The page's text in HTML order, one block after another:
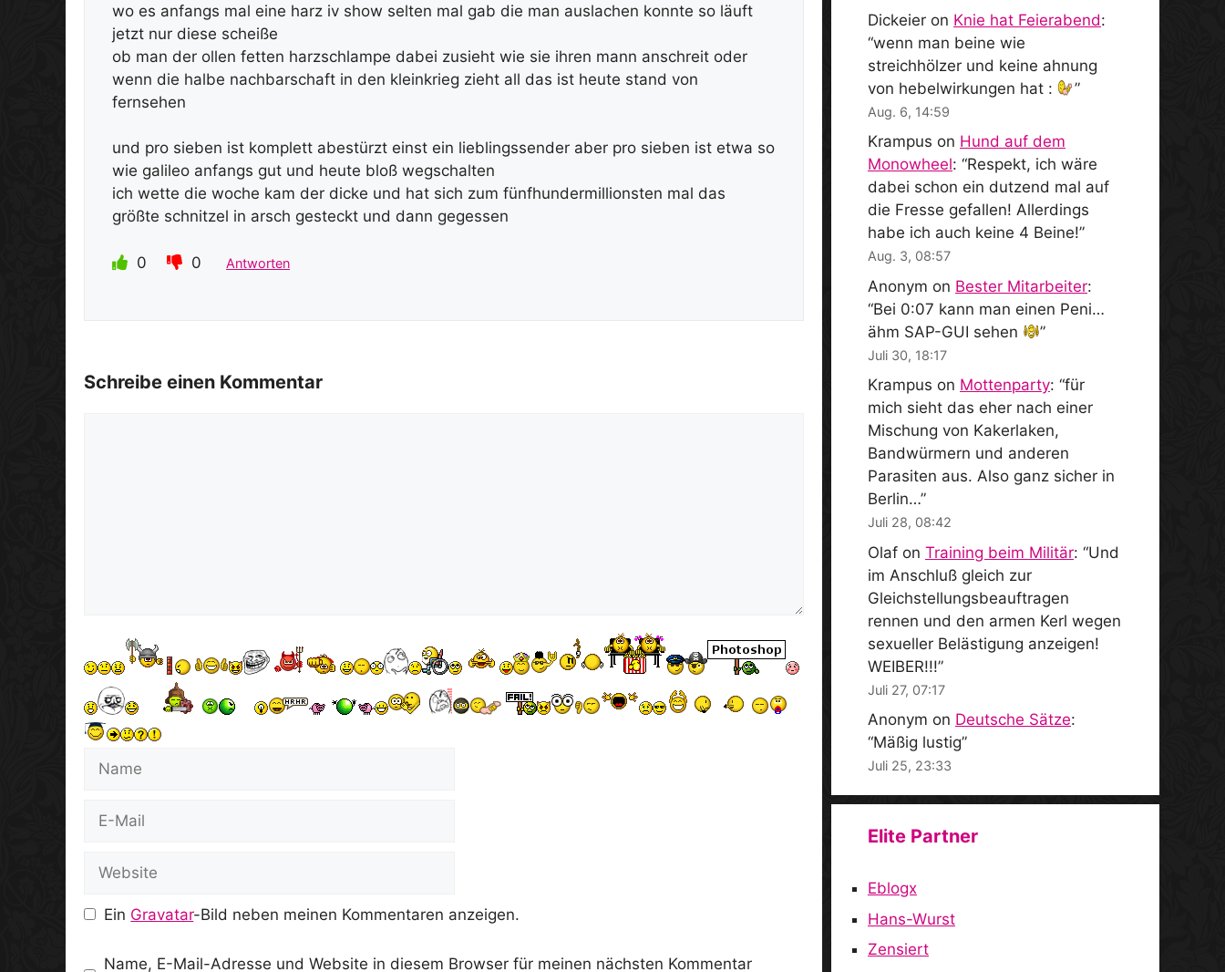
wo es anfangs mal eine harz iv show selten mal gab die man auslachen konnte so läuft
jetzt nur diese scheiße
ob man der ollen fetten harzschlampe dabei zusieht wie sie ihren mann anschreit oder
wenn die halbe nachbarschaft in den kleinkrieg zieht all das ist heute stand von
fernsehen
und pro sieben ist komplett abestürzt einst ein lieblingssender aber pro sieben ist etwa so
wie galileo anfangs gut und heute bloß wegschalten
ich wette die woche kam der dicke und hat sich zum fünfhundermillionsten mal das
größte schnitzel in arsch gesteckt und dann gegessen
0 0 Antworten
Schreibe einen Kommentar
Name
Website
Ein Gravatar-Bild neben meinen Kommentaren anzeigen.
Name, E-Mail-Adresse und Website in diesem Browser für meinen nächsten Kommentar
Dickeier on Knie hat Feierabend:
“wenn man beine wie
streichhölzer und keine ahnung
von hebelwirkungen hat :
”
Aug. 6, 14:59
Krampus on Hund auf dem
Monowheel: “Respekt, ich wäre
dabei schon ein dutzend mal auf
die Fresse gefallen! Allerdings
habe ich auch keine 4 Beine!”
Aug. 3, 08:57
Anonym on Bester Mitarbeiter:
“Bei 0:07 kann man einen Peni…
ähm SAP-GUI sehen
”
Juli 30, 18:17
Krampus on Mottenparty: “für
mich sieht das eher nach einer
Mischung von Kakerlaken,
Bandwürmern und anderen
Parasiten aus. Also ganz sicher in
Berlin…”
Juli 28, 08:42
Olaf on Training beim Militär: “Und
im Anschluß gleich zur
Gleichstellungsbeauftragen
rennen und den armen Kerl wegen
sexueller Belästigung anzeigen!
WEIBER!!!”
Juli 27, 07:17
Anonym on Deutsche Sätze:
“Mäßig lustig”
Juli 25, 23:33
Elite Partner
Eblogx
Hans-Wurst
Zensiert